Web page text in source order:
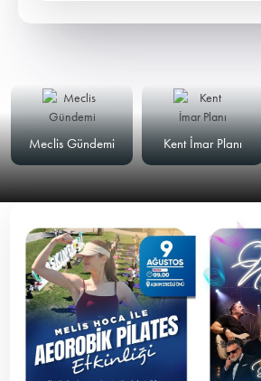
Meclis Gündemi
Kent İmar Planı